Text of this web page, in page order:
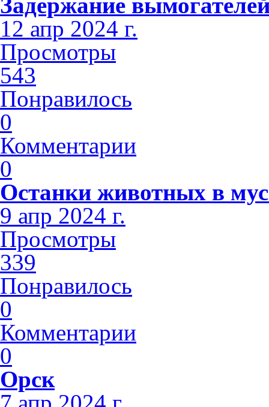
12 апр 2024 г.
Просмотры
543
Понравилось
0
Комментарии
0
Останки животных в
9 апр 2024 г.
Просмотры
339
Понравилось
0
Комментарии
0
Орск